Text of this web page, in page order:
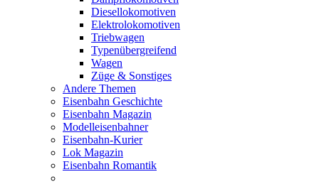
Diesellokomotiven
Elektrolokomotiven
Triebwagen
Typenübergreifend
Wagen
Züge & Sonstiges
Andere Themen
Eisenbahn Geschichte
Eisenbahn Magazin
Modelleisenbahner
Eisenbahn-Kurier
Lok Magazin
Eisenbahn Romantik